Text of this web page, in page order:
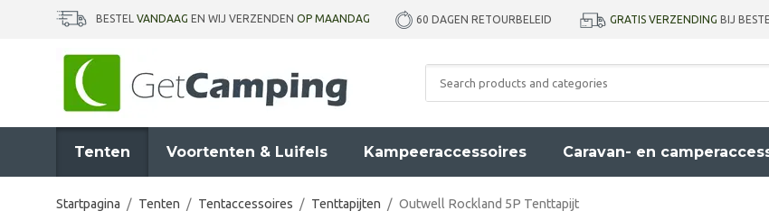
BESTEL VANDAAG EN WIJ VERZENDEN OP MAANDAG 60 DAGEN RETOURBELEID GRATIS VERZENDING BIJ
Tenten Voortenten & Luifels Kampeeraccessoires Caravan- en
Startpagina / Tenten / Tentaccessoires / Tenttapijten / Outwell Rockland 5P Tenttapijt